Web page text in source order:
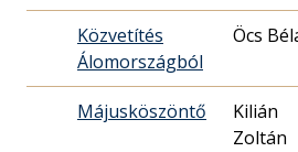
Közvetítés
Álomországból
Öcs
Májusköszöntő
Kilián
Zoltán